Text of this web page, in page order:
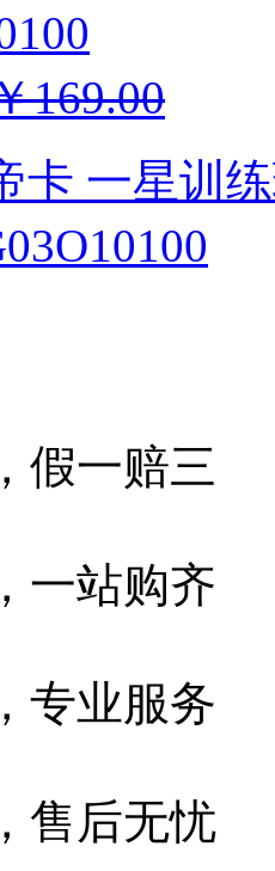
169.00
卡 一星训
假一赔三
一站购齐
专业服务
售后无忧